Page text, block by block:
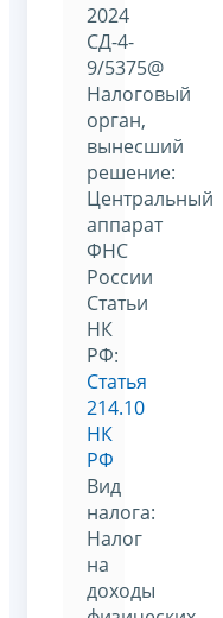
2024
СД-4-
9/5375@
Налоговый
орган,
вынесший
решение:
Центральный
аппарат
ФНС
России
Статьи
НК
РФ:
Статья
214.10
НК
РФ
Вид
налога:
Налог
на
доходы